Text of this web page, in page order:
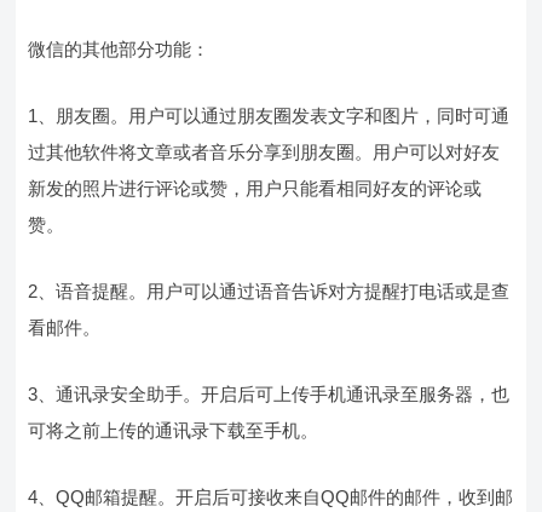
微信的其他部分功能：
1、朋友圈。用户可以通过朋友圈发表文字和图片，同时可通
过其他软件将文章或者音乐分享到朋友圈。用户可以对好友
新发的照片进行评论或赞，用户只能看相同好友的评论或
赞。
2、语音提醒。用户可以通过语音告诉对方提醒打电话或是查
看邮件。
3、通讯录安全助手。开启后可上传手机通讯录至服务器，也
可将之前上传的通讯录下载至手机。
4、QQ邮箱提醒。开启后可接收来自QQ邮件的邮件，收到邮